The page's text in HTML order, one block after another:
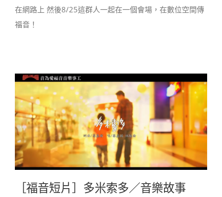
在網路上 然後8/25這群人一起在一個會場，在數位空間傳
福音！
［福音短片］多米索多／音樂故事